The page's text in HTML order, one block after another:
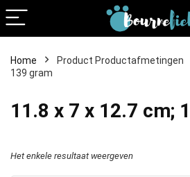
Home Product Productafmetingen
139 gram
11.8 x 7 x 12.7 cm;
Het enkele resultaat weergeven